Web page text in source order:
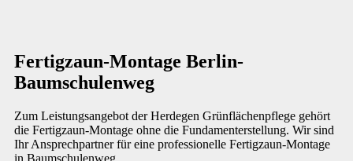
Fertigzaun-Montage Berlin-
Baumschulenweg
Zum Leistungsangebot der Herdegen Grünflächenpflege gehört
die Fertigzaun-Montage ohne die Fundamenterstellung. Wir sind
Ihr Ansprechpartner für eine professionelle Fertigzaun-Montage
in Baumschulenweg.